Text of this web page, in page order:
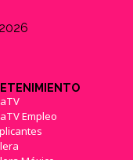
a Game
al
de los battle
Empleo